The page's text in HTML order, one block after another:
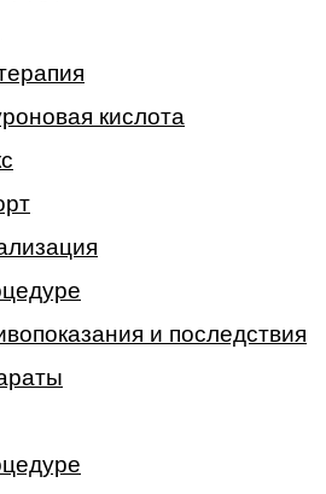
кислота
и последствия